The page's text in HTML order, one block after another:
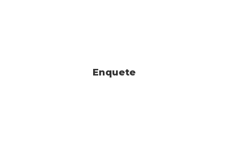
Enquete